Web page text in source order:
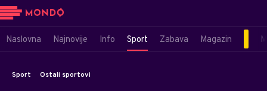
Naslovna Najnovije Info Sport Zabava Magazin
Sport Ostali sportovi